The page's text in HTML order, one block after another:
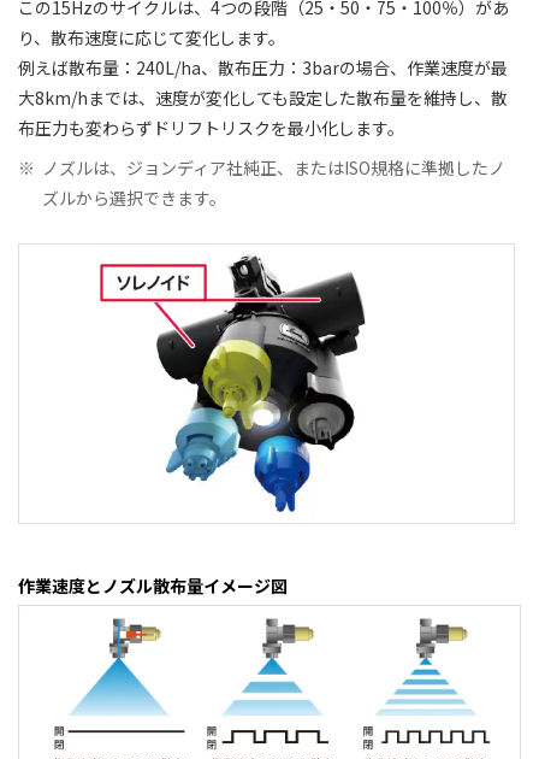
この15Hzのサイクルは、4つの段階（25・50・75・100％）があ
り、散布速度に応じて変化します。
例えば散布量：240L/ha、散布圧力：3barの場合、作業速度が最
大8km/hまでは、速度が変化しても設定した散布量を維持し、散
布圧力も変わらずドリフトリスクを最小化します。
※ ノズルは、ジョンディア社純正、またはISO規格に準拠したノ
ズルから選択できます。
作業速度とノズル散布量イメージ図